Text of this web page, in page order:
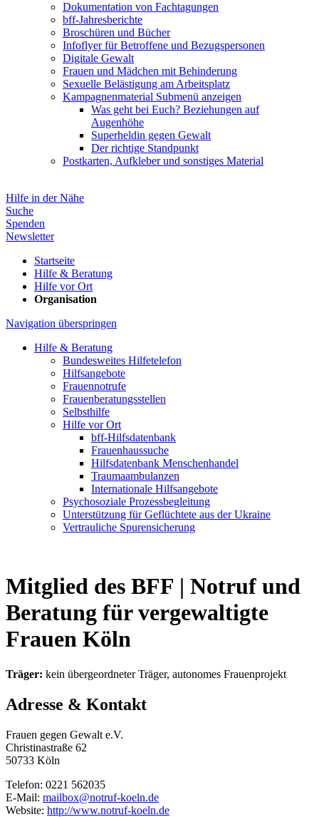
Dokumentation von Fachtagungen
bff-Jahresberichte
Broschüren und Bücher
Infoflyer für Betroffene und Bezugspersonen
Digitale Gewalt
Frauen und Mädchen mit Behinderung
Sexuelle Belästigung am Arbeitsplatz
Kampagnenmaterial Submenü anzeigen
Was geht bei Euch? Beziehungen auf
Augenhöhe
Superheldin gegen Gewalt
Der richtige Standpunkt
Postkarten, Aufkleber und sonstiges Material
Hilfe in der Nähe
Suche
Spenden
Newsletter
Startseite
Hilfe & Beratung
Hilfe vor Ort
Organisation
Navigation überspringen
Hilfe & Beratung
Bundesweites Hilfetelefon
Hilfsangebote
Frauennotrufe
Frauenberatungsstellen
Selbsthilfe
Hilfe vor Ort
bff-Hilfsdatenbank
Frauenhaussuche
Hilfsdatenbank Menschenhandel
Traumaambulanzen
Internationale Hilfsangebote
Psychosoziale Prozessbegleitung
Unterstützung für Geflüchtete aus der Ukraine
Vertrauliche Spurensicherung
Mitglied des BFF | Notruf und
Beratung für vergewaltigte
Frauen Köln
Träger: kein übergeordneter Träger, autonomes Frauenprojekt
Adresse & Kontakt
Frauen gegen Gewalt e.V.
Christinastraße 62
50733 Köln
Telefon: 0221 562035
E-Mail: mailbox@notruf-koeln.de
Website: http://www.notruf-koeln.de